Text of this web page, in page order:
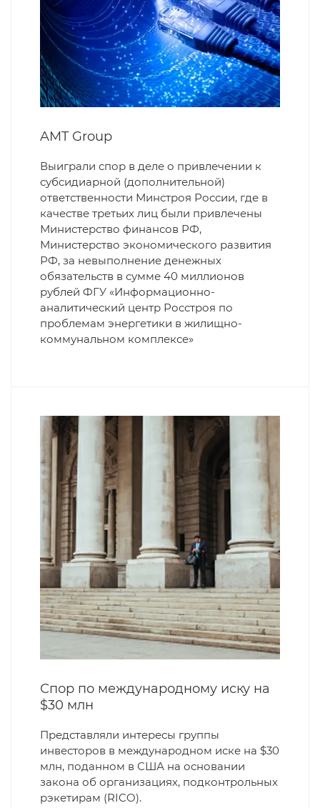
AMT Group
Выиграли спор в деле о привлечении к
субсидиарной (дополнительной)
ответственности Минстроя России, где в
качестве третьих лиц были привлечены
Министерство финансов РФ,
Министерство экономического развития
РФ, за невыполнение денежных
обязательств в сумме 40 миллионов
рублей ФГУ «Информационно-
аналитический центр Росстроя по
проблемам энергетики в жилищно-
коммунальном комплексе»
Спор по международному иску на
$30 млн
Представляли интересы группы
инвесторов в международном иске на $30
млн, поданном в США на основании
закона об организациях, подконтрольных
рэкетирам (RICO).